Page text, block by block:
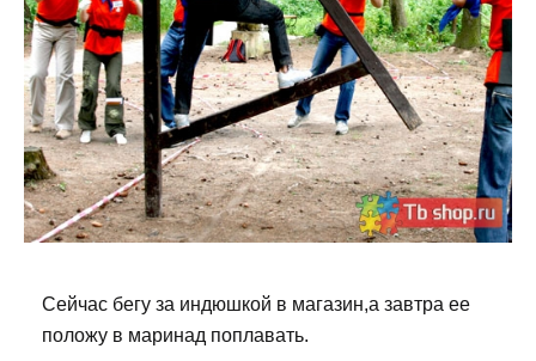
Сейчас бегу за индюшкой в магазин,а завтра ее
положу в маринад поплавать.